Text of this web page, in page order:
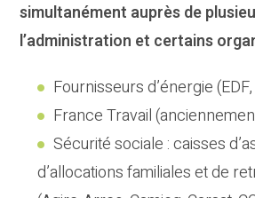
simultanément auprès de
l’administration et certains
Fournisseurs d’énergie
France Travail
Sécurité sociale : caisses
d’allocations familiales et de